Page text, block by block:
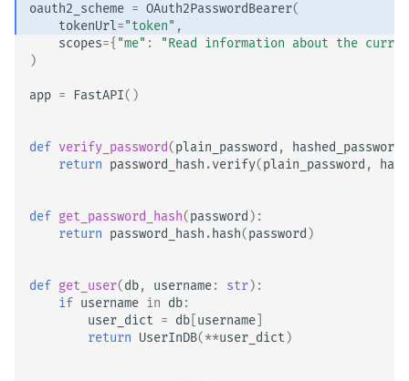
oauth2_scheme = OAuth2PasswordBearer(
tokenUrl="token" ,
scopes={ "me" :
"Read information about the
)
app = FastAPI()
def verify_password(plain_password , hashed_password
return password_hash .verify(plain_password ,
def get_password_hash(password ):
return password_hash .hash(password )
def get_user(db, username: str):
if username in db:
user_dict = db username
return UserInDB(**user_dict )